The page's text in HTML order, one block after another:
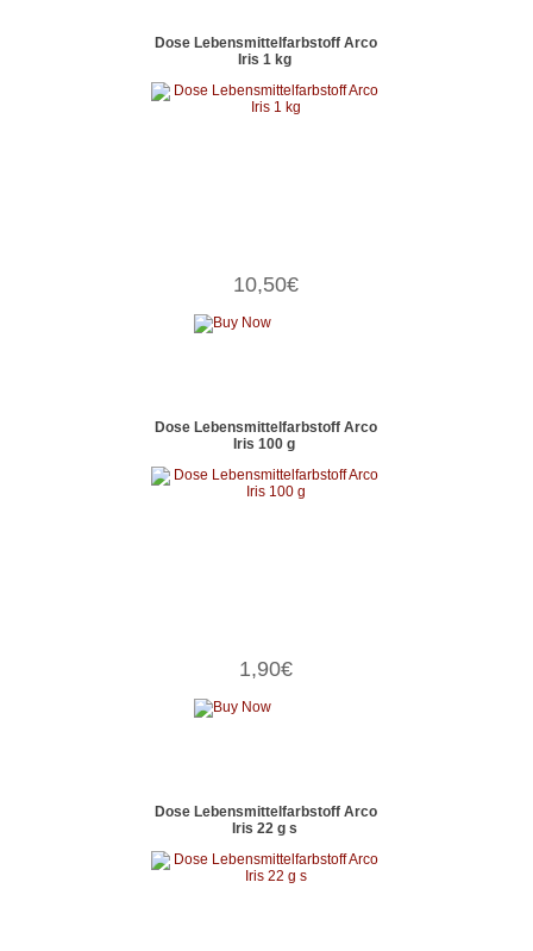
Dose Lebensmittelfarbstoff Arco
Iris 1 kg
10,50€
Dose Lebensmittelfarbstoff Arco
Iris 100 g
1,90€
Dose Lebensmittelfarbstoff Arco
Iris 22 g s